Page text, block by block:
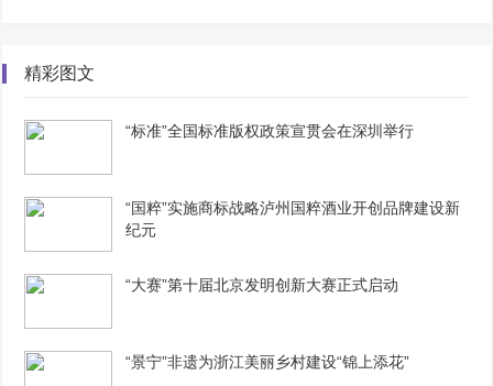
精彩图文
“标准”全国标准版权政策宣贯会在深圳举行
“国粹”实施商标战略泸州国粹酒业开创品牌建设新
纪元
“大赛”第十届北京发明创新大赛正式启动
“景宁”非遗为浙江美丽乡村建设“锦上添花”